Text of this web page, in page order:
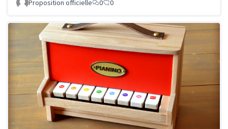
Proposition officielle 0 0